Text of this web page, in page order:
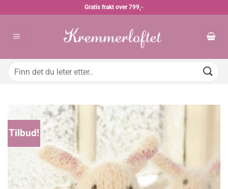
Gratis frakt over 799,-
Søk
Tilbud!